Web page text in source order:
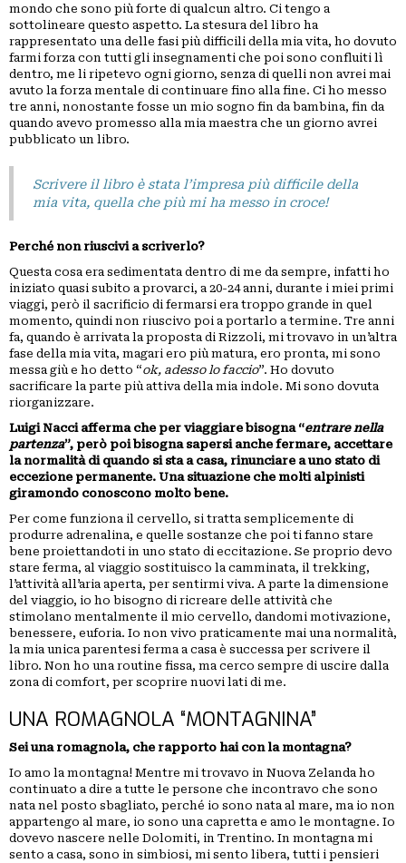
mondo che sono più forte di qualcun altro. Ci tengo a
sottolineare questo aspetto. La stesura del libro ha
rappresentato una delle fasi più difficili della mia vita, ho dovuto
farmi forza con tutti gli insegnamenti che poi sono confluiti lì
dentro, me li ripetevo ogni giorno, senza di quelli non avrei mai
avuto la forza mentale di continuare fino alla fine. Ci ho messo
tre anni, nonostante fosse un mio sogno fin da bambina, fin da
quando avevo promesso alla mia maestra che un giorno avrei
pubblicato un libro.
Scrivere il libro è stata l’impresa più difficile della
mia vita, quella che più mi ha messo in croce!
Perché non riuscivi a scriverlo?
Questa cosa era sedimentata dentro di me da sempre, infatti ho
iniziato quasi subito a provarci, a 20-24 anni, durante i miei primi
viaggi, però il sacrificio di fermarsi era troppo grande in quel
momento, quindi non riuscivo poi a portarlo a termine. Tre anni
fa, quando è arrivata la proposta di Rizzoli, mi trovavo in un’altra
fase della mia vita, magari ero più matura, ero pronta, mi sono
messa giù e ho detto “ok, adesso lo faccio”. Ho dovuto
sacrificare la parte più attiva della mia indole. Mi sono dovuta
riorganizzare.
Luigi Nacci afferma che per viaggiare bisogna “entrare nella
partenza”, però poi bisogna sapersi anche fermare, accettare
la normalità di quando si sta a casa, rinunciare a uno stato di
eccezione permanente. Una situazione che molti alpinisti
giramondo conoscono molto bene.
Per come funziona il cervello, si tratta semplicemente di
produrre adrenalina, e quelle sostanze che poi ti fanno stare
bene proiettandoti in uno stato di eccitazione. Se proprio devo
stare ferma, al viaggio sostituisco la camminata, il trekking,
l’attività all’aria aperta, per sentirmi viva. A parte la dimensione
del viaggio, io ho bisogno di ricreare delle attività che
stimolano mentalmente il mio cervello, dandomi motivazione,
benessere, euforia. Io non vivo praticamente mai una normalità,
la mia unica parentesi ferma a casa è successa per scrivere il
libro. Non ho una routine fissa, ma cerco sempre di uscire dalla
zona di comfort, per scoprire nuovi lati di me.
UNA ROMAGNOLA “MONTAGNINA”
Sei una romagnola, che rapporto hai con la montagna?
Io amo la montagna! Mentre mi trovavo in Nuova Zelanda ho
continuato a dire a tutte le persone che incontravo che sono
nata nel posto sbagliato, perché io sono nata al mare, ma io non
appartengo al mare, io sono una capretta e amo le montagne. Io
dovevo nascere nelle Dolomiti, in Trentino. In montagna mi
sento a casa, sono in simbiosi, mi sento libera, tutti i pensieri